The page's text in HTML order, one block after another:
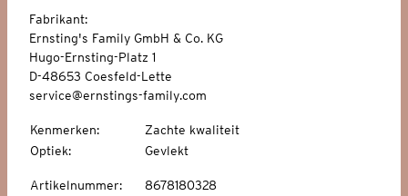
Fabrikant:
Ernsting's Family GmbH & Co. KG
Hugo-Ernsting-Platz 1
D-48653 Coesfeld-Lette
service@ernstings-family.com
Kenmerken:
Zachte kwaliteit
Optiek: Gevlekt
Artikelnummer: 8678180328